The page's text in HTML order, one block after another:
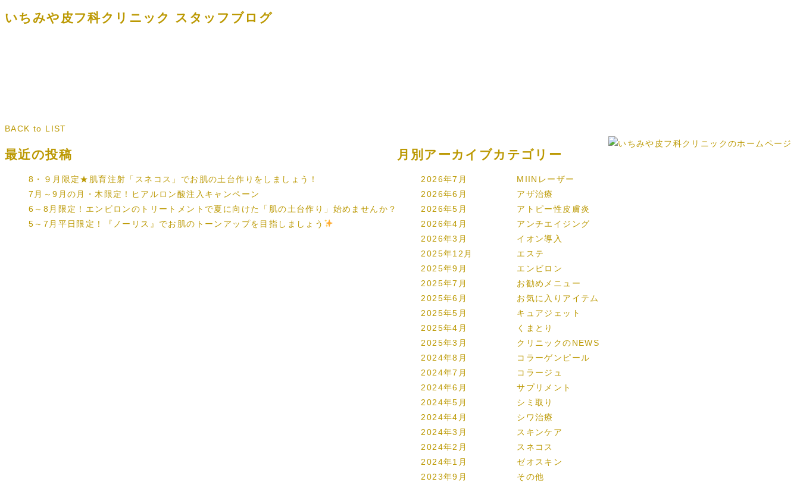
いちみや皮フ科クリニック スタッフブログ
BACK to LIST
最近の投稿
8・９月限定★肌育注射「スネコス」でお肌の土台作りをしましょう！
7月～9月の月・木限定！ヒアルロン酸注入キャンペーン
6～8月限定！エンビロンのトリートメントで夏に向けた「肌の土台作り」始めませんか？
5～7月平日限定！『ノーリス』でお肌のトーンアップを目指しましょう
月別アーカイブ
2026年7月
2026年6月
2026年5月
2026年4月
2026年3月
2025年12月
2025年9月
2025年7月
2025年6月
2025年5月
2025年4月
2025年3月
2024年8月
2024年7月
2024年6月
2024年5月
2024年4月
2024年3月
2024年2月
2024年1月
2023年9月
カテゴリー
MIINレーザー
アザ治療
アトピー性皮膚炎
アンチエイジング
イオン導入
エステ
エンビロン
お勧めメニュー
お気に入りアイテム
キュアジェット
くまとり
クリニックのNEWS
コラーゲンピール
コラージュ
サプリメント
シミ取り
シワ治療
スキンケア
スネコス
ゼオスキン
その他